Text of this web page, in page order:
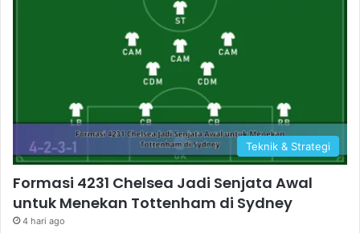
Teknik & Strategi
Formasi 4231 Chelsea Jadi Senjata Awal
untuk Menekan Tottenham di Sydney
4 hari ago